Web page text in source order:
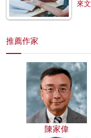
來文
推薦作家
陳家偉